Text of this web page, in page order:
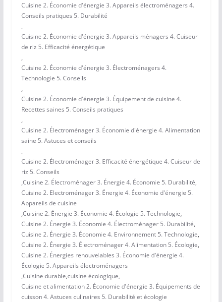
Cuisine 2. Économie d'énergie 3. Appareils électroménagers 4.
Conseils pratiques 5. Durabilité
,
Cuisine 2. Économie d'énergie 3. Appareils ménagers 4. Cuiseur
de riz 5. Efficacité énergétique
,
Cuisine 2. Économie d'énergie 3. Électroménagers 4.
Technologie 5. Conseils
,
Cuisine 2. Économie d'énergie 3. Équipement de cuisine 4.
Recettes saines 5. Conseils pratiques
,
Cuisine 2. Électroménager 3. Économie d'énergie 4. Alimentation
saine 5. Astuces et conseils
,
Cuisine 2. Électroménager 3. Efficacité énergétique 4. Cuiseur de
riz 5. Conseils
,Cuisine 2. Électroménager 3. Énergie 4. Économie 5. Durabilité,
Cuisine 2. Electroménager 3. Énergie 4. Économie d'énergie 5.
Appareils de cuisine
,Cuisine 2. Énergie 3. Économie 4. Écologie 5. Technologie,
Cuisine 2. Énergie 3. Économie 4. Électroménager 5. Durabilité,
Cuisine 2. Énergie 3. Économie 4. Environnement 5. Technologie,
Cuisine 2. Énergie 3. Électroménager 4. Alimentation 5. Écologie,
Cuisine 2. Énergies renouvelables 3. Économie d'énergie 4.
Écologie 5. Appareils électroménagers
,Cuisine durable,cuisine écologique,
Cuisine et alimentation 2. Économie d'énergie 3. Équipements de
cuisson 4. Astuces culinaires 5. Durabilité et écologie